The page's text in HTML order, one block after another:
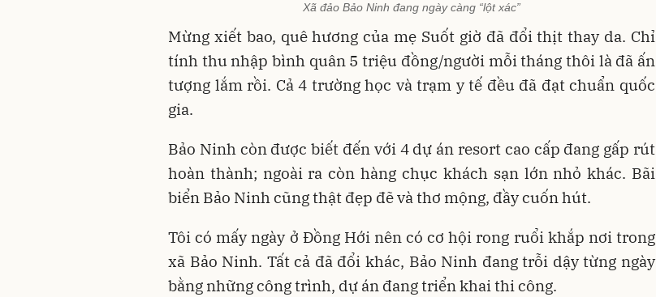
Xã đảo Bảo Ninh đang ngày càng “lột xác”
Mừng xiết bao, quê hương của mẹ Suốt giờ đã đổi thịt thay da. Chỉ
tính thu nhập bình quân 5 triệu đồng/người mỗi tháng thôi là đã ấn
tượng lắm rồi. Cả 4 trường học và trạm y tế đều đã đạt chuẩn quốc
gia.
Bảo Ninh còn được biết đến với 4 dự án resort cao cấp đang gấp rút
hoàn thành; ngoài ra còn hàng chục khách sạn lớn nhỏ khác. Bãi
biển Bảo Ninh cũng thật đẹp đẽ và thơ mộng, đầy cuốn hút.
Tôi có mấy ngày ở Đồng Hới nên có cơ hội rong ruổi khắp nơi trong
xã Bảo Ninh. Tất cả đã đổi khác, Bảo Ninh đang trỗi dậy từng ngày
bằng những công trình, dự án đang triển khai thi công.